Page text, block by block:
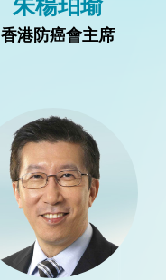
朱楊珀瑜
香港防癌會主席